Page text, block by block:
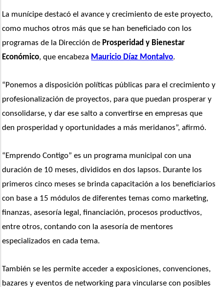
La munícipe destacó el avance y crecimiento de este proyecto,
como muchos otros más que se han beneficiado con los
programas de la Dirección de Prosperidad y Bienestar
Económico, que encabeza Mauricio Díaz Montalvo.
“Ponemos a disposición políticas públicas para el crecimiento y
profesionalización de proyectos, para que puedan prosperar y
consolidarse, y dar ese salto a convertirse en empresas que
den prosperidad y oportunidades a más meridanos”, afirmó.
“Emprendo Contigo” es un programa municipal con una
duración de 10 meses, divididos en dos lapsos. Durante los
primeros cinco meses se brinda capacitación a los beneficiarios
con base a 15 módulos de diferentes temas como marketing,
finanzas, asesoría legal, financiación, procesos productivos,
entre otros, contando con la asesoría de mentores
especializados en cada tema.
También se les permite acceder a exposiciones, convenciones,
bazares y eventos de networking para vincularse con posibles